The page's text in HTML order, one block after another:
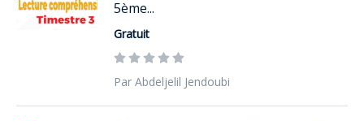
5ème...
Gratuit
Par Abdeljelil Jendoubi